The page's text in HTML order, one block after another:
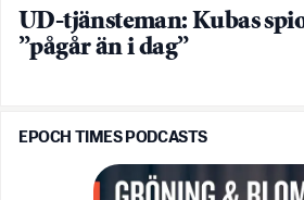
UD-tjänsteman: Kubas
”pågår än i dag”
EPOCH TIMES PODCASTS